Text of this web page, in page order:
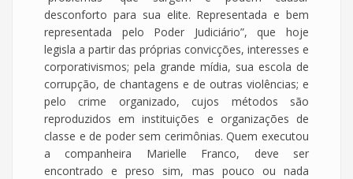
desconforto para sua elite. Representada e bem
representada pelo Poder Judiciário”, que hoje
legisla a partir das próprias convicções, interesses e
corporativismos; pela grande mídia, sua escola de
corrupção, de chantagens e de outras violências; e
pelo crime organizado, cujos métodos são
reproduzidos em instituições e organizações de
classe e de poder sem cerimônias. Quem executou
a companheira Marielle Franco, deve ser
encontrado e preso sim, mas pouco ou nada